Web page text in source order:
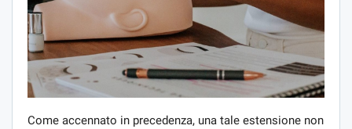
Come accennato in precedenza, una tale estensione non